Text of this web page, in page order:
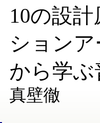
10の設
ション
から学
真壁徹